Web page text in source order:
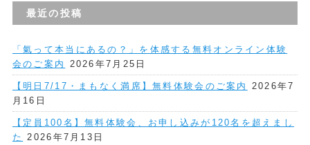
最近の投稿
「氣って本当にあるの？」を体感する無料オンライン体験
会のご案内
2026年7月25日
【明日7/17・まもなく満席】無料体験会のご案内
2026年7
月16日
【定員100名】無料体験会、お申し込みが120名を超えまし
た
2026年7月13日